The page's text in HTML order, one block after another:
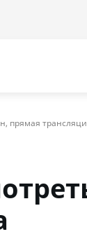
прямая